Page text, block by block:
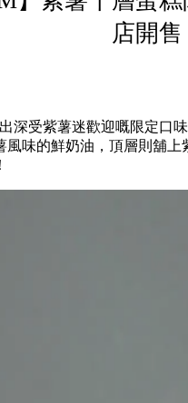
店開售
深受紫薯迷歡迎嘅限定口
味的鮮奶油，頂層則舖上